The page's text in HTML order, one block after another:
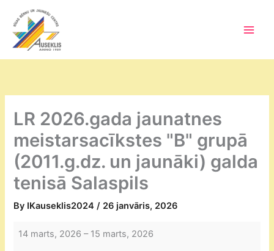
content
LR 2026.gada jaunatnes
meistarsacīkstes "B" grupā
(2011.g.dz. un jaunāki) galda
tenisā Salaspils
By IKauseklis2024/ 26 janvāris, 2026
LR14 marts, 2026 – 15 marts, 2026